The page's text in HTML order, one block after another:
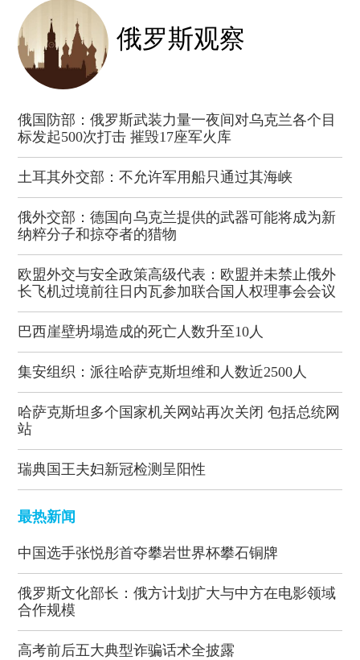
俄罗斯观察
俄国防部：俄罗斯武装力量一夜间对乌克兰各个目
标发起500次打击 摧毁17座军火库
土耳其外交部：不允许军用船只通过其海峡
俄外交部：德国向乌克兰提供的武器可能将成为新
纳粹分子和掠夺者的猎物
欧盟外交与安全政策高级代表：欧盟并未禁止俄外
长飞机过境前往日内瓦参加联合国人权理事会会议
巴西崖壁坍塌造成的死亡人数升至10人
集安组织：派往哈萨克斯坦维和人数近2500人
哈萨克斯坦多个国家机关网站再次关闭 包括总统网
站
瑞典国王夫妇新冠检测呈阳性
最热新闻
中国选手张悦彤首夺攀岩世界杯攀石铜牌
俄罗斯文化部长：俄方计划扩大与中方在电影领域
合作规模
高考前后五大典型诈骗话术全披露